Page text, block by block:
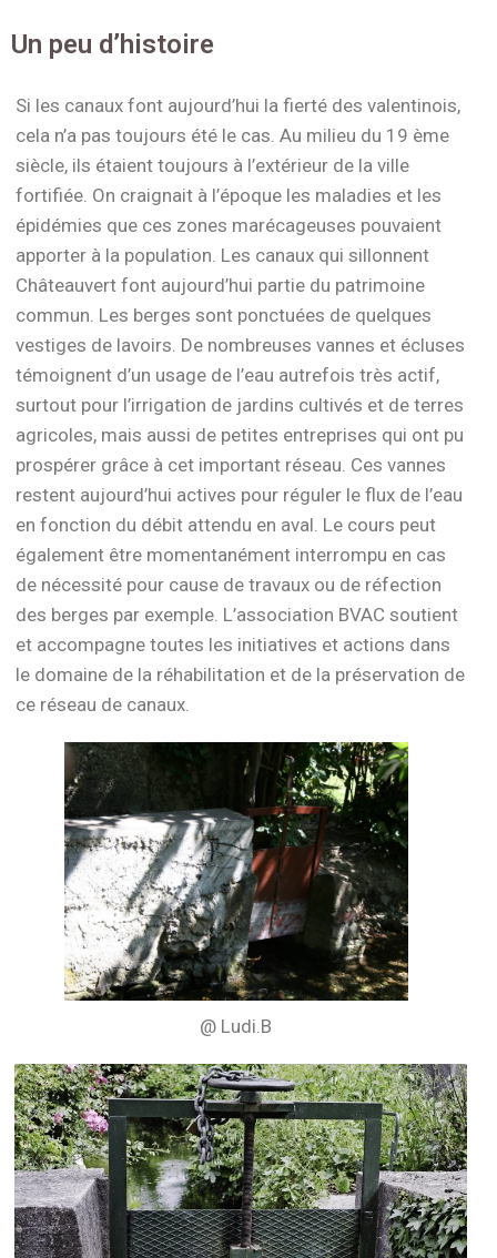
Un peu d’histoire
Si les canaux font aujourd’hui la fierté des valentinois,
cela n’a pas toujours été le cas. Au milieu du 19 ème
siècle, ils étaient toujours à l’extérieur de la ville
fortifiée. On craignait à l’époque les maladies et les
épidémies que ces zones marécageuses pouvaient
apporter à la population. Les canaux qui sillonnent
Châteauvert font aujourd’hui partie du patrimoine
commun. Les berges sont ponctuées de quelques
vestiges de lavoirs. De nombreuses vannes et écluses
témoignent d’un usage de l’eau autrefois très actif,
surtout pour l’irrigation de jardins cultivés et de terres
agricoles, mais aussi de petites entreprises qui ont pu
prospérer grâce à cet important réseau. Ces vannes
restent aujourd’hui actives pour réguler le flux de l’eau
en fonction du débit attendu en aval. Le cours peut
également être momentanément interrompu en cas
de nécessité pour cause de travaux ou de réfection
des berges par exemple. L’association BVAC soutient
et accompagne toutes les initiatives et actions dans
le domaine de la réhabilitation et de la préservation de
ce réseau de canaux.
@ Ludi.B